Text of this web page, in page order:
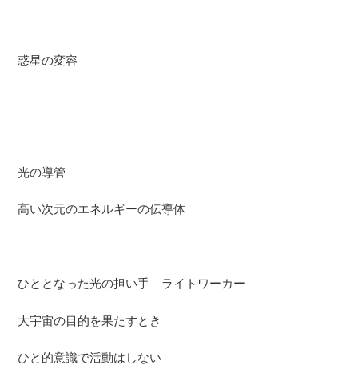
惑星の変容
光の導管
高い次元のエネルギーの伝導体
ひととなった光の担い手 ライトワーカー
大宇宙の目的を果たすとき
ひと的意識で活動はしない